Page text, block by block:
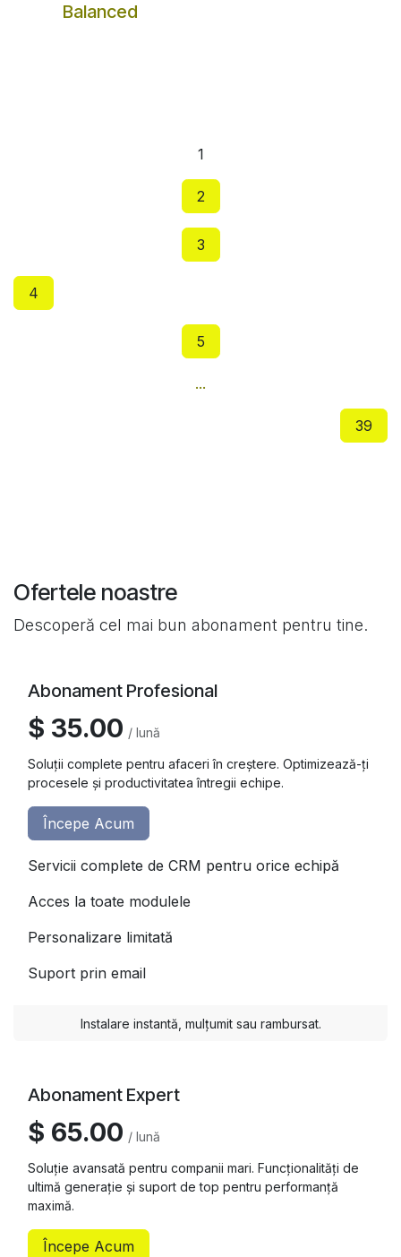
Balanced
1
2
3
4
5
...
39
Ofertele noastre
Descoperă cel mai bun abonament pentru tine.
Abonament Profesional
$ 35.00 / lună
Soluții complete pentru afaceri în creștere. Optimizează-ți
procesele și productivitatea întregii echipe.
Începe Acum
Servicii complete de CRM pentru orice echipă
Acces la toate modulele
Personalizare limitată
Suport prin email
Instalare instantă, mulțumit sau rambursat.
Abonament Expert
$ 65.00 / lună
Soluție avansată pentru companii mari. Funcționalități de
ultimă generație și suport de top pentru performanță
maximă.
Începe Acum